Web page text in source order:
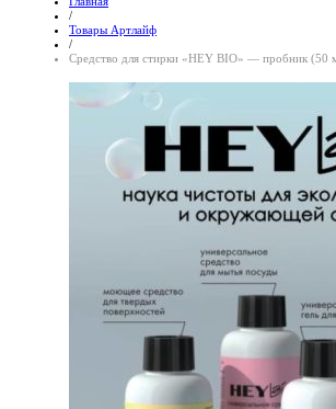
/
Товары Артлайф
/
Средство для стирки «HEY BIO» — пробник (50